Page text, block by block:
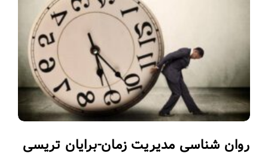
روان شناسی مدیریت زمان-برایان تریسی